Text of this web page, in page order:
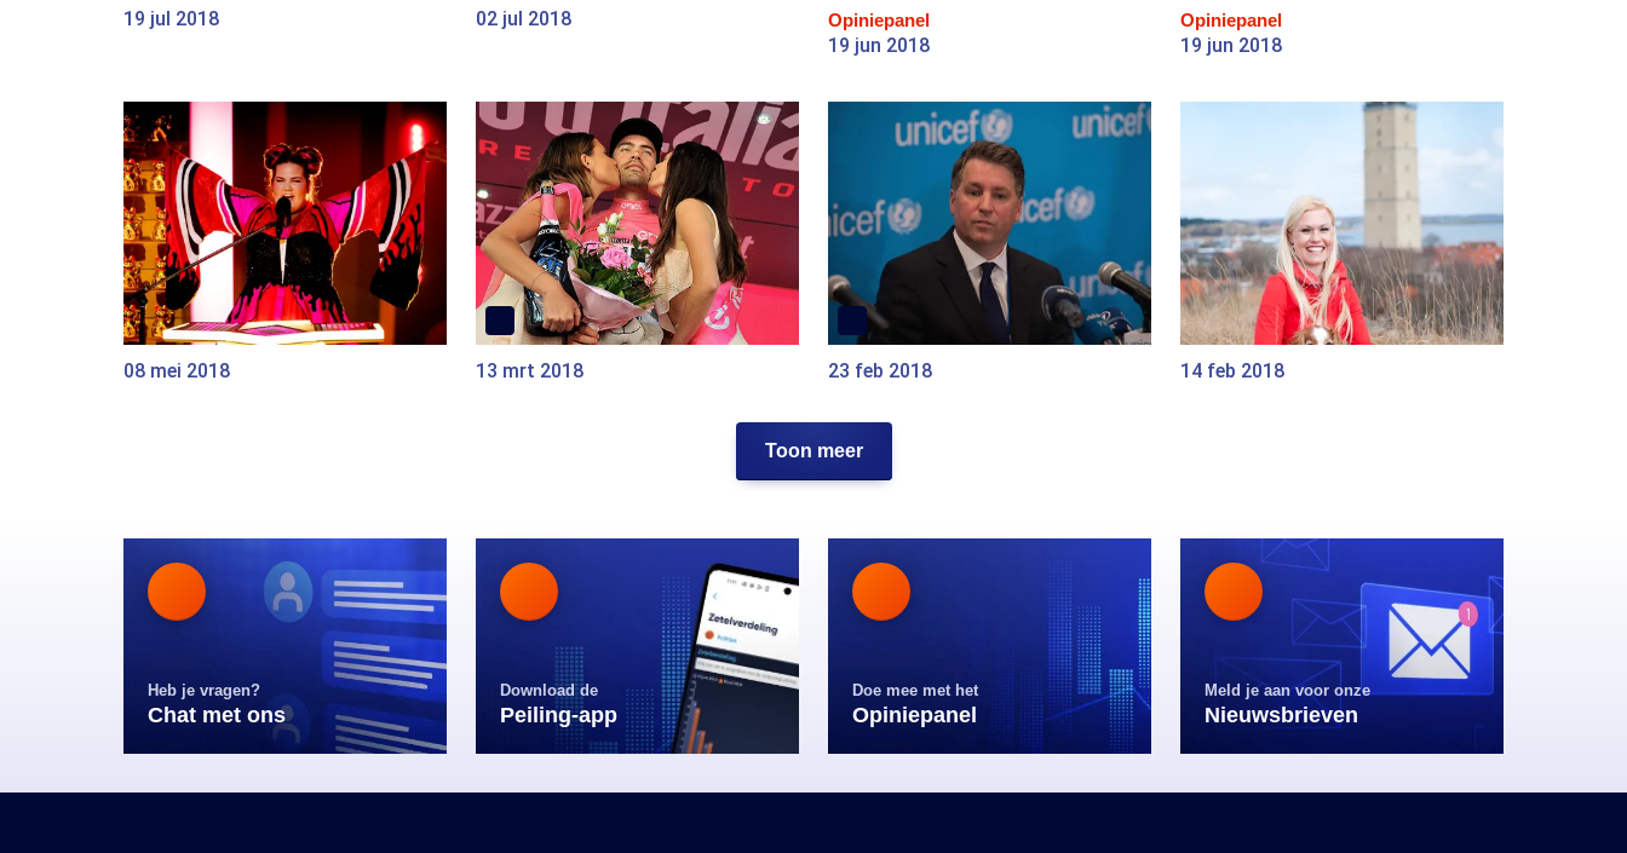
19 jul 2018 02 jul 2018 Opiniepanel
19 jun 2018
Opiniepanel
19 jun 2018
08 mei 2018 13 mrt 2018 23 feb 2018 14 feb 2018
Toon meer
Heb je vragen?
Chat met ons
Download de
Peiling-app
Doe mee met het
Opiniepanel
Meld je aan voor onze
Nieuwsbrieven